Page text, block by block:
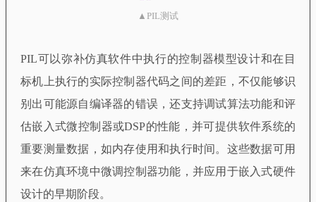
▲PIL测试
PIL可以弥补仿真软件中执行的控制器模型设计和在目
标机上执行的实际控制器代码之间的差距，不仅能够识
别出可能源自编译器的错误，还支持调试算法功能和评
估嵌入式微控制器或DSP的性能，并可提供软件系统的
重要测量数据，如内存使用和执行时间。这些数据可用
来在仿真环境中微调控制器功能，并应用于嵌入式硬件
设计的早期阶段。